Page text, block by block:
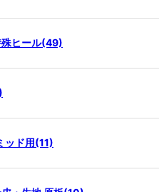
殊ヒール(49)
ッド用(11)